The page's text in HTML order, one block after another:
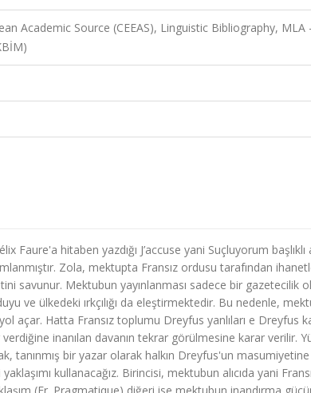
Academic Source (CEEAS), Linguistic Bibliography, MLA -
Faure'a hitaben yazdığı J’accuse yani Suçluyorum başlıklı
Zola, mektupta Fransız ordusu tarafından
savunur. Mektubun yayınlanması sadece bir gazetecilik
ve ülkedeki ırkçılığı da eleştirmektedir. Bu nedenle,
açar. Hatta Fransız toplumu Dreyfus yanlıları e Dreyfus
inanılan davanın tekrar görülmesine karar verilir.
tanınmış bir yazar olarak halkın Dreyfus'un masumiyetine
kullanacağız. Birincisi, mektubun alıcıda yani